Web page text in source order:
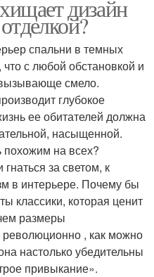
Светлая мебель
Шторы в спальне
Цветы в спальне
дизайн
спальни в темных
с любой обстановкой и
смело.
глубокое
ее обитателей должна
насыщенной.
на всех?
за светом, к
в интерьере. Почему бы
классики, которая ценит
размеры
, как можно
настолько убедительны
привыкание».